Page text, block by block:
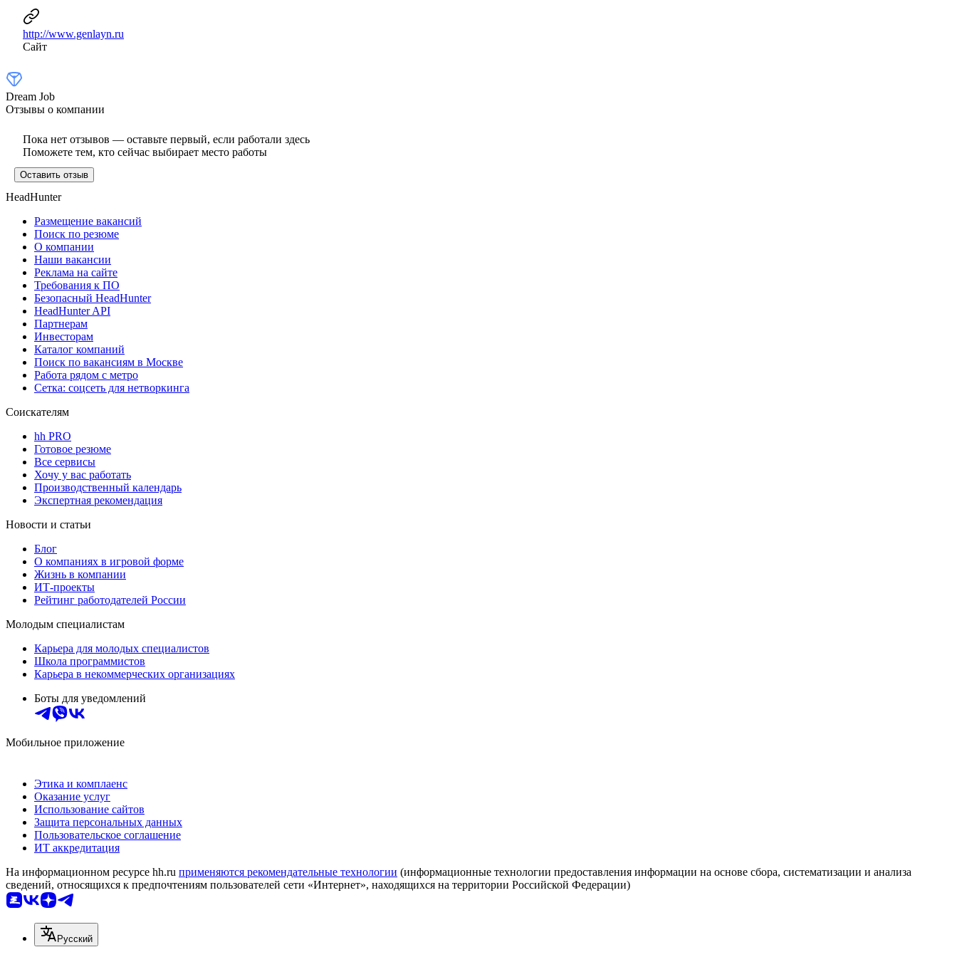
http://www.genlayn.ru
Сайт
Dream Job
Отзывы о компании
Пока нет отзывов — оставьте первый, если работали здесь
Поможете тем, кто сейчас выбирает место работы
Оставить отзыв
HeadHunter
Размещение вакансий
Поиск по резюме
О компании
Наши вакансии
Реклама на сайте
Требования к ПО
Безопасный HeadHunter
HeadHunter API
Партнерам
Инвесторам
Каталог компаний
Поиск по вакансиям в Москве
Работа рядом с метро
Сетка: соцсеть для нетворкинга
Соискателям
hh PRO
Готовое резюме
Все сервисы
Хочу у вас работать
Производственный календарь
Экспертная рекомендация
Новости и статьи
Блог
О компаниях в игровой форме
Жизнь в компании
ИТ-проекты
Рейтинг работодателей России
Молодым специалистам
Карьера для молодых специалистов
Школа программистов
Карьера в некоммерческих организациях
Боты для уведомлений
Мобильное приложение
Этика и комплаенс
Оказание услуг
Использование сайтов
Защита персональных данных
Пользовательское соглашение
ИТ аккредитация
На информационном ресурсе hh.ru применяются рекомендательные технологии (информационные технологии предоставления информации на основе сбора, систематизации и анализа
сведений, относящихся к предпочтениям пользователей сети «Интернет», находящихся на территории Российской Федерации)
Русский